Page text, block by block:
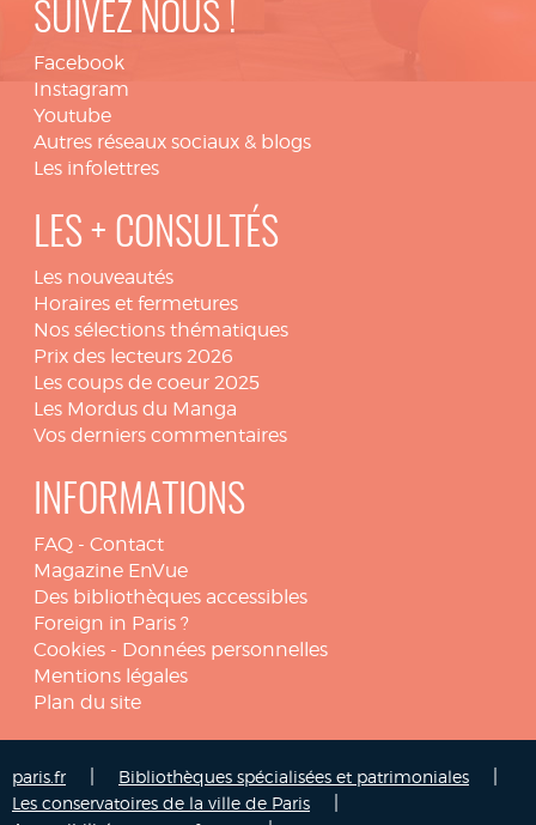
SUIVEZ NOUS !
Facebook
Instagram
Youtube
Autres réseaux sociaux & blogs
Les infolettres
LES + CONSULTÉS
Les nouveautés
Horaires et fermetures
Nos sélections thématiques
Prix des lecteurs 2026
Les coups de coeur 2025
Les Mordus du Manga
Vos derniers commentaires
INFORMATIONS
FAQ - Contact
Magazine EnVue
Des bibliothèques accessibles
Foreign in Paris ?
Cookies - Données personnelles
Mentions légales
Plan du site
paris.fr Bibliothèques spécialisées et patrimoniales
Les conservatoires de la ville de Paris